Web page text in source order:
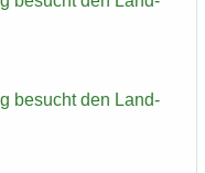
be­sucht den Land­